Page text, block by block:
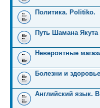
Политика. Politiko.
Путь Шамана
Невероятные
Болезни и здоровье
Английский язык.